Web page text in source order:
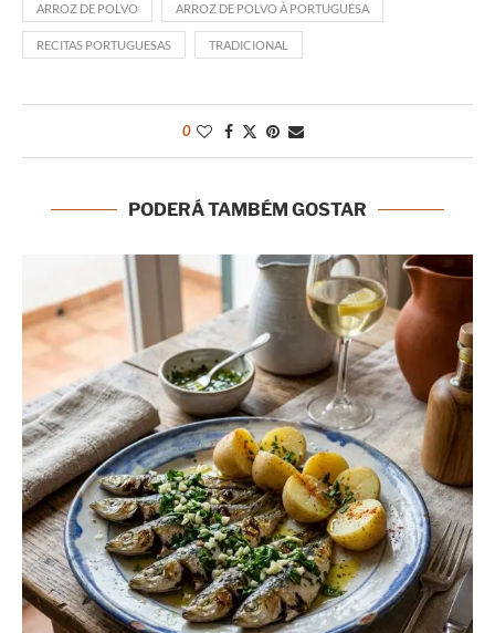
ARROZ DE POLVO ARROZ DE POLVO À PORTUGUESA
RECITAS PORTUGUESAS TRADICIONAL
0
PODERÁ TAMBÉM GOSTAR